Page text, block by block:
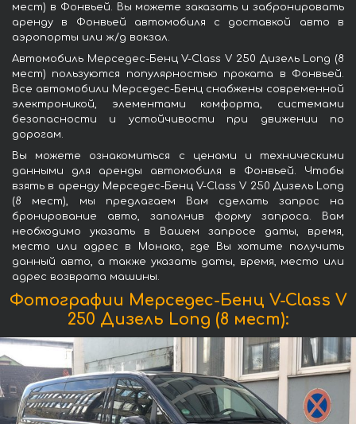
мест) в Фонвьей. Вы можете заказать и забронировать
аренду в Фонвьей автомобиля с доставкой авто в
аэропорты или ж/д вокзал.
Автомобиль Мерседес-Бенц V-Class V 250 Дизель Long (8
мест) пользуются популярностью проката в Фонвьей.
Все автомобили Мерседес-Бенц снабжены современной
электроникой, элементами комфорта, системами
безопасности и устойчивости при движении по
дорогам.
Вы можете ознакомиться с ценами и техническими
данными для аренды автомобиля в Фонвьей. Чтобы
взять в аренду Мерседес-Бенц V-Class V 250 Дизель Long
(8 мест), мы предлагаем Вам сделать запрос на
бронирование авто, заполнив форму запроса. Вам
необходимо указать в Вашем запросе даты, время,
место или адрес в Монако, где Вы хотите получить
данный авто, а также указать даты, время, место или
адрес возврата машины.
Фотографии Мерседес-Бенц V-Class V
250 Дизель Long (8 мест):